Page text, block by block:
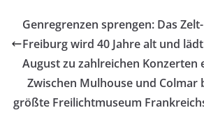
Genregrenzen sprengen: Das
Freiburg wird 40 Jahre alt und
August zu zahlreichen Konzerten
Zwischen Mulhouse und Colmar
größte Freilichtmuseum